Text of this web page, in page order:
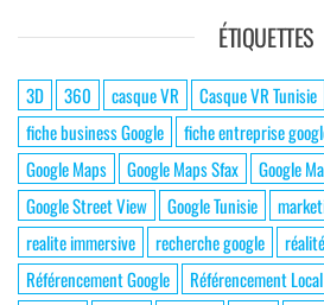
ÉTIQUETTES
3D 360 casque VR Casque VR Tunisie
fiche business Google
fiche entreprise
Google Maps
Google Maps Sfax
Google
Google Street View
Google Tunisie
realite immersive
recherche google
Référencement Google
Référencement Local